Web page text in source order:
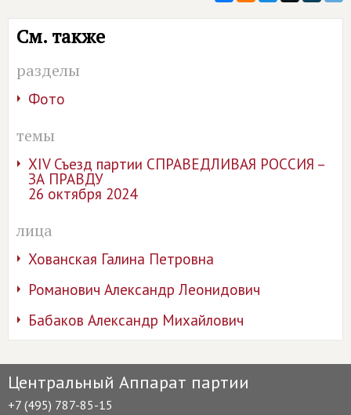
См. также
разделы
Фото
темы
XIV Съезд партии СПРАВЕДЛИВАЯ РОССИЯ –
ЗА ПРАВДУ
26 октября 2024
лица
Хованская Галина Петровна
Романович Александр Леонидович
Бабаков Александр Михайлович
Центральный Аппарат партии
+7 (495) 787-85-15